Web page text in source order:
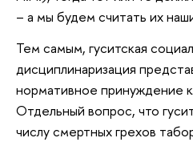
– а мы будем считать их
Тем самым, гуситская
дисциплинаризация
нормативное принуждение
Отдельный вопрос, что
числу смертных грехов